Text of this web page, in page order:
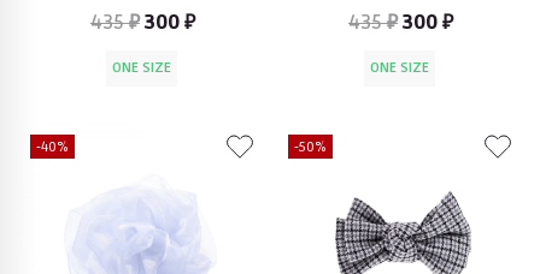
белый)
435 ₽300 ₽
ONE SIZE
синий)
435 ₽300 ₽
ONE SIZE
-40% -50%